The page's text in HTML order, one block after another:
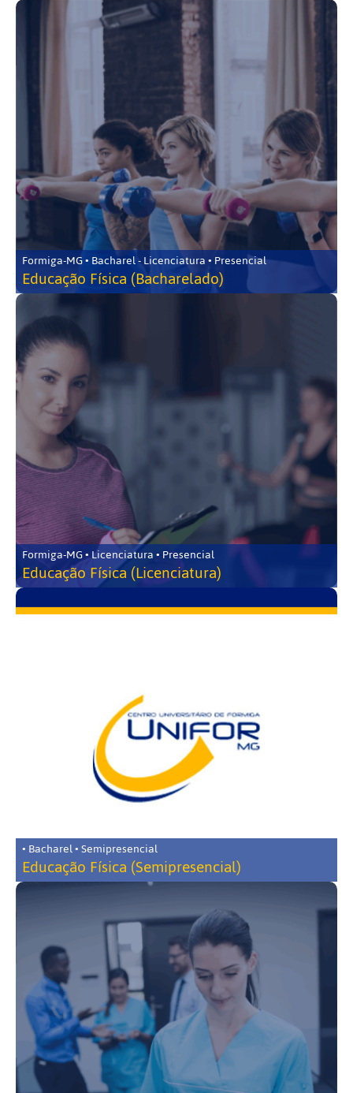
Formiga-MG • Bacharel - Licenciatura • Presencial
Educação Física (Bacharelado)
Formiga-MG • Licenciatura • Presencial
Educação Física (Licenciatura)
• Bacharel • Semipresencial
Educação Física (Semipresencial)